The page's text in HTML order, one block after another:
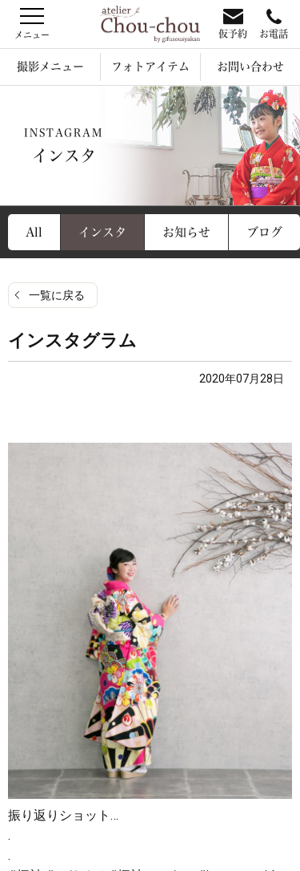
仮予約 お電話
撮影メニュー フォトアイテム お問い合わせ
INSTAGRAM
インスタ
All インスタ お知らせ ブログ
一覧に戻る
インスタグラム
2020年07月28日
振り返りショット…
.
.